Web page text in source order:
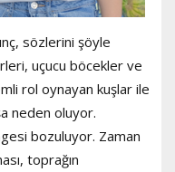
sözlerini şöyle
uçucu böcekler ve
rol oynayan kuşlar ile
neden oluyor.
bozuluyor. Zaman
toprağın